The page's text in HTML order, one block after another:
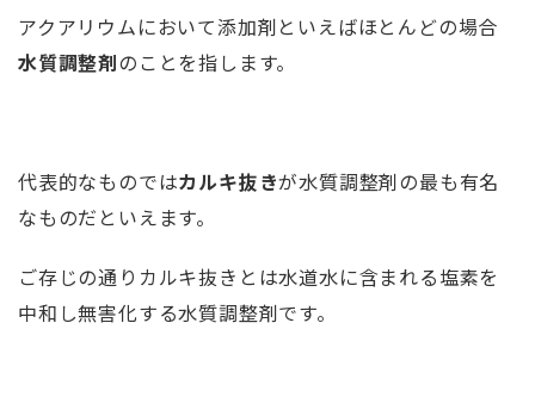
アクアリウムにおいて添加剤といえばほとんどの場合
水質調整剤のことを指します。
代表的なものではカルキ抜きが水質調整剤の最も有名
なものだといえます。
ご存じの通りカルキ抜きとは水道水に含まれる塩素を
中和し無害化する水質調整剤です。